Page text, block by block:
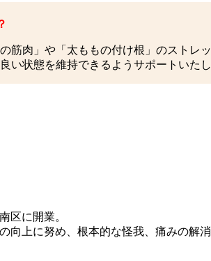
筋肉」や「太ももの付け根」のスト
い状態を維持できるようサポートいたし
区に開業。
上に努め、根本的な怪我、痛みの解消